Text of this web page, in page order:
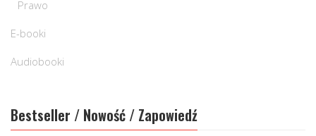
Prawo
E-booki
Audiobooki
Bestseller / Nowość / Zapowiedź